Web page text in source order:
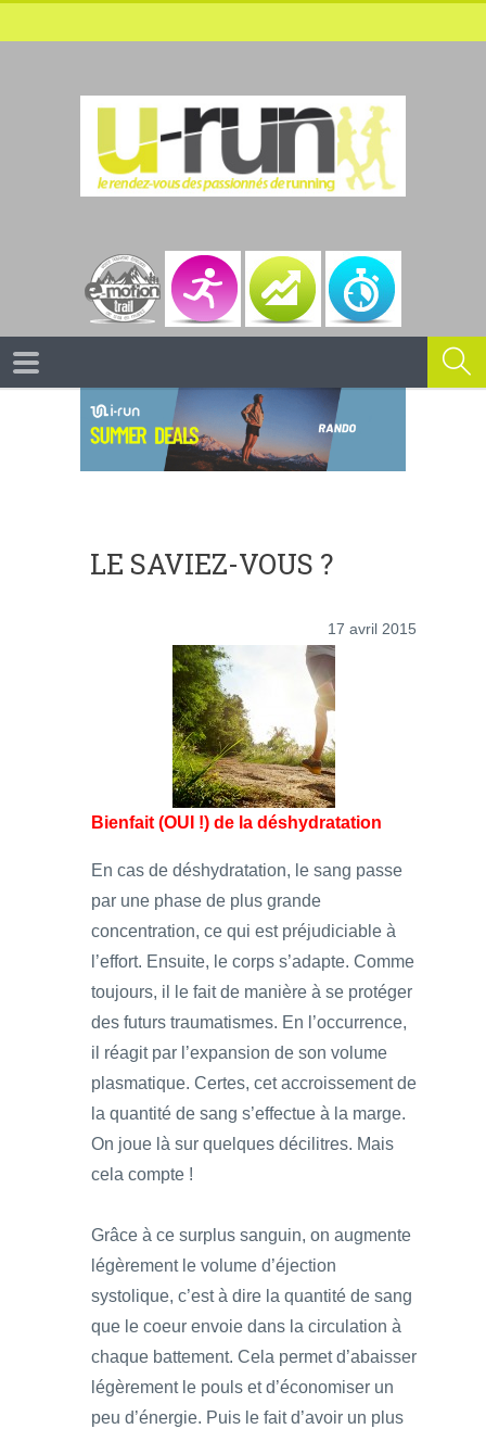
LE SAVIEZ-VOUS ?
17 avril 2015
Bienfait (OUI !) de la déshydratation
En cas de déshydratation, le sang passe
par une phase de plus grande
concentration, ce qui est préjudiciable à
l’effort. Ensuite, le corps s’adapte. Comme
toujours, il le fait de manière à se protéger
des futurs traumatismes. En l’occurrence,
il réagit par l’expansion de son volume
plasmatique. Certes, cet accroissement de
la quantité de sang s’effectue à la marge.
On joue là sur quelques décilitres. Mais
cela compte !
Grâce à ce surplus sanguin, on augmente
légèrement le volume d’éjection
systolique, c’est à dire la quantité de sang
que le coeur envoie dans la circulation à
chaque battement. Cela permet d’abaisser
légèrement le pouls et d’économiser un
peu d’énergie. Puis le fait d’avoir un plus